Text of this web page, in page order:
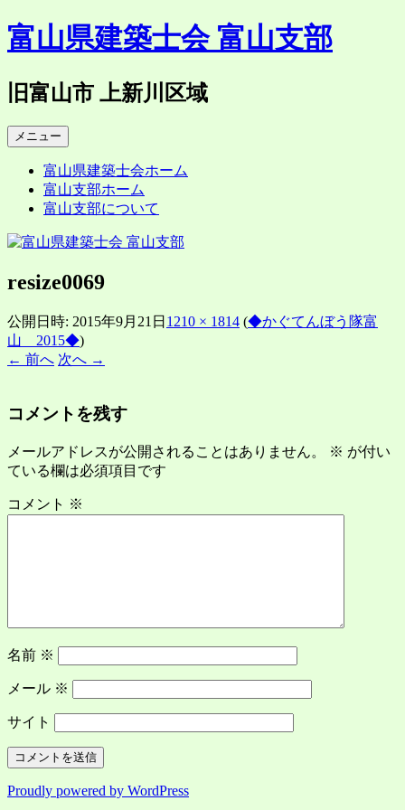
コ
ン
ン
ツ
へ
ス
富山県建築士会 富山支部
旧富山市 上新川区域
メニュー
富山県建築士会ホーム
富山支部ホーム
富山支部について
resize0069
公開日時: 2015年9月21日 1210 × 1814 (◆かぐてんぼう隊富
山 2015◆)
← 前へ 次へ →
コメントを残す
メールアドレスが公開されることはありません。 ※ が付い
ている欄は必須項目です
コメント ※
名前 ※
メール ※
サイト
Proudly powered by WordPress